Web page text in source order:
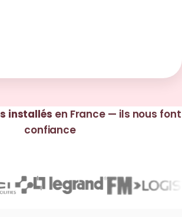
installés en France — ils nous font
confiance